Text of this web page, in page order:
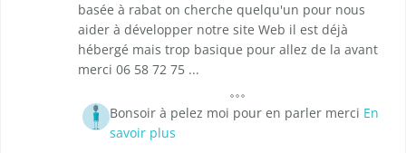
basée à rabat on cherche quelqu'un pour nous
aider à développer notre site Web il est déjà
hébergé mais trop basique pour allez de la avant
merci 06 58 72 75 ...
Bonsoir à pelez moi pour en parler merci En
savoir plus